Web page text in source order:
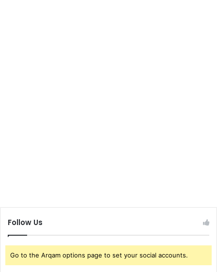
Follow Us
Go to the Arqam options page to set your social accounts.